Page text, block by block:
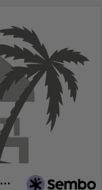
Travelodge London Kings Cross Royal Scot Hotel